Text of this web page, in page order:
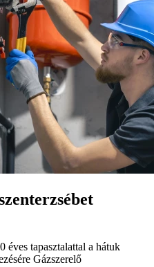
éves tapasztalattal a hátuk
Gázszerelő